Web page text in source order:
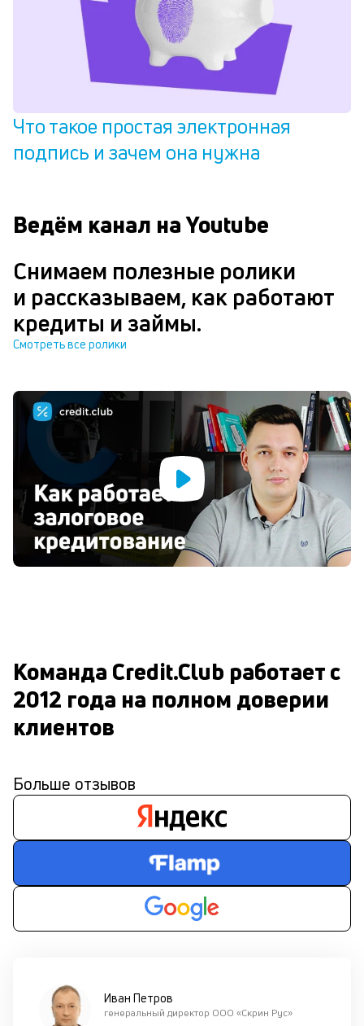
Что такое простая электронная
подпись и зачем она нужна
Ведём канал на Youtube
Снимаем полезные ролики
и рассказываем, как работают
кредиты и займы.
Смотреть все ролики
Команда Credit.Club работает с
2012 года на полном доверии
клиентов
Больше отзывов
Иван Петров
генеральный директор ООО «Скрин Рус»